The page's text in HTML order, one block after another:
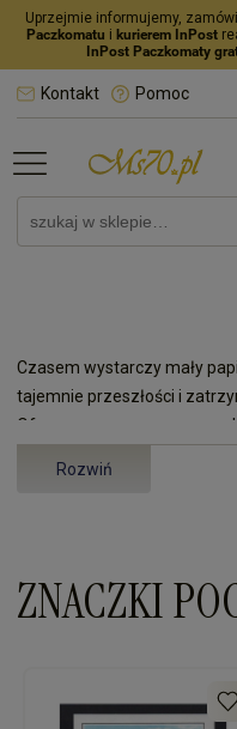
Uprzejmie informujemy,
Paczkomatu i kurierem InPost
InPost Paczkomaty
Kontakt Pomoc
Czasem wystarczy mały
tajemnie przeszłości i
Oferowane przez nas
Rozwiń
ZNACZKI